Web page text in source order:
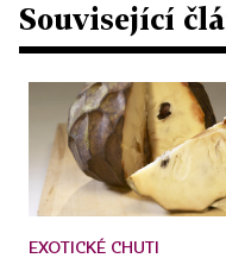
Související
EXOTICKÉ CHUTI